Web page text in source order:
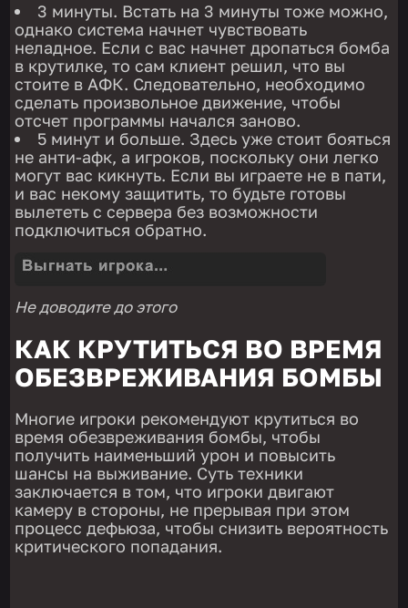
3 минуты. Встать на 3 минуты тоже можно,
однако система начнет чувствовать
неладное. Если с вас начнет дропаться бомба
в крутилке, то сам клиент решил, что вы
стоите в АФК. Следовательно, необходимо
сделать произвольное движение, чтобы
отсчет программы начался заново.
5 минут и больше. Здесь уже стоит бояться
не анти-афк, а игроков, поскольку они легко
могут вас кикнуть. Если вы играете не в пати,
и вас некому защитить, то будьте готовы
вылететь с сервера без возможности
подключиться обратно.
Не доводите до этого
КАК КРУТИТЬСЯ ВО ВРЕМЯ
ОБЕЗВРЕЖИВАНИЯ БОМБЫ
Многие игроки рекомендуют крутиться во
время обезвреживания бомбы, чтобы
получить наименьший урон и повысить
шансы на выживание. Суть техники
заключается в том, что игроки двигают
камеру в стороны, не прерывая при этом
процесс дефьюза, чтобы снизить вероятность
критического попадания.